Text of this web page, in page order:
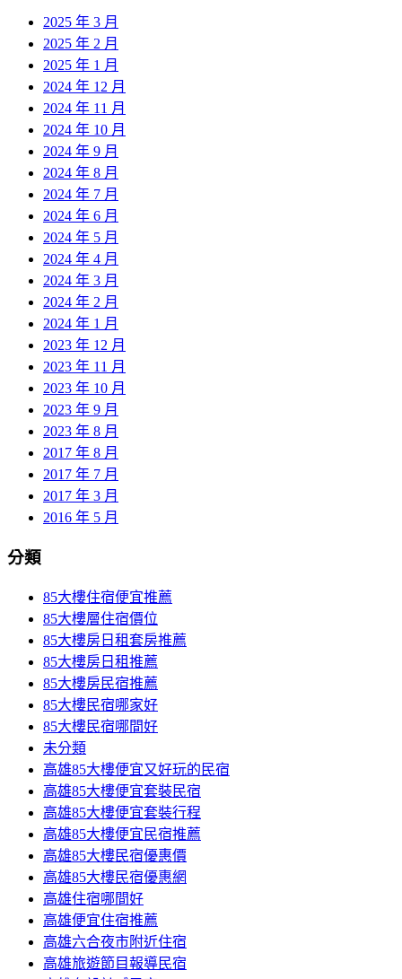
2025 年 3 月
2025 年 2 月
2025 年 1 月
2024 年 12 月
2024 年 11 月
2024 年 10 月
2024 年 9 月
2024 年 8 月
2024 年 7 月
2024 年 6 月
2024 年 5 月
2024 年 4 月
2024 年 3 月
2024 年 2 月
2024 年 1 月
2023 年 12 月
2023 年 11 月
2023 年 10 月
2023 年 9 月
2023 年 8 月
2017 年 8 月
2017 年 7 月
2017 年 3 月
2016 年 5 月
分類
85大樓住宿便宜推薦
85大樓層住宿價位
85大樓房日租套房推薦
85大樓房日租推薦
85大樓房民宿推薦
85大樓民宿哪家好
85大樓民宿哪間好
未分類
高雄85大樓便宜又好玩的民宿
高雄85大樓便宜套裝民宿
高雄85大樓便宜套裝行程
高雄85大樓便宜民宿推薦
高雄85大樓民宿優惠價
高雄85大樓民宿優惠網
高雄住宿哪間好
高雄便宜住宿推薦
高雄六合夜市附近住宿
高雄旅遊節目報導民宿